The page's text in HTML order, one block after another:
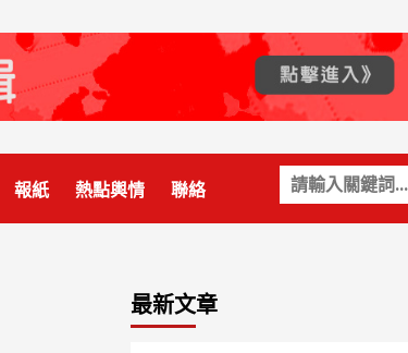
關
鍵
字:
報紙 熱點輿情 聯絡
最新文章